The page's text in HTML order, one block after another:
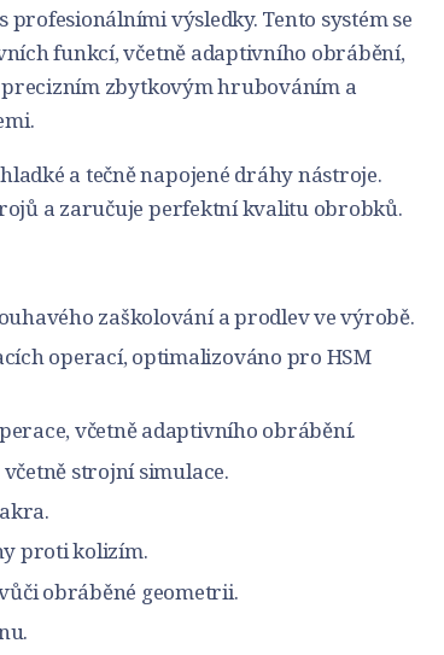
výsledky. Tento systém se
funkcí, včetně adaptivního obrábění,
zbytkovým hrubováním a
a tečně napojené dráhy nástroje.
a zaručuje perfektní kvalitu obrobků.
zaškolování a prodlev ve výrobě.
operací, optimalizováno pro HSM
včetně adaptivního obrábění.
strojní simulace.
proti kolizím.
obráběné geometrii.